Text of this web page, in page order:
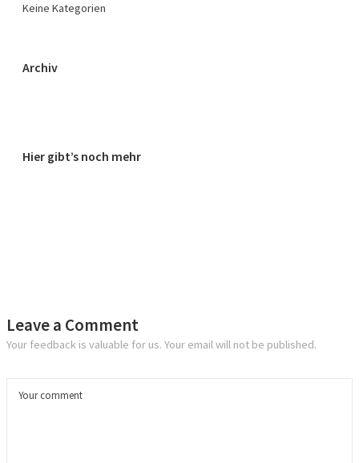
Keine Kategorien
Archiv
Hier gibt’s noch mehr
Leave a Comment
Your feedback is valuable for us. Your email will not be published.